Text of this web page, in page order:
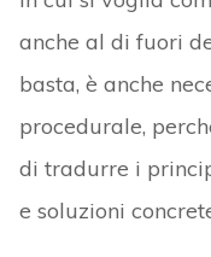
anche al di fuori
basta, è anche
procedurale,
di tradurre i
e soluzioni